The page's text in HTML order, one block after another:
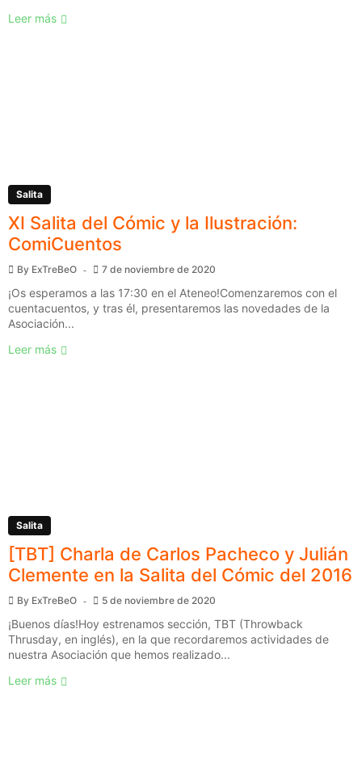
Leer más
Salita
XI Salita del Cómic y la Ilustración:
ComiCuentos
By ExTreBeO 7 de noviembre de 2020
¡Os esperamos a las 17:30 en el Ateneo!Comenzaremos con el
cuentacuentos, y tras él, presentaremos las novedades de la
Asociación...
Leer más
Salita
[TBT] Charla de Carlos Pacheco y Julián
Clemente en la Salita del Cómic del 2016
By ExTreBeO 5 de noviembre de 2020
¡Buenos días!Hoy estrenamos sección, TBT (Throwback
Thrusday, en inglés), en la que recordaremos actividades de
nuestra Asociación que hemos realizado...
Leer más